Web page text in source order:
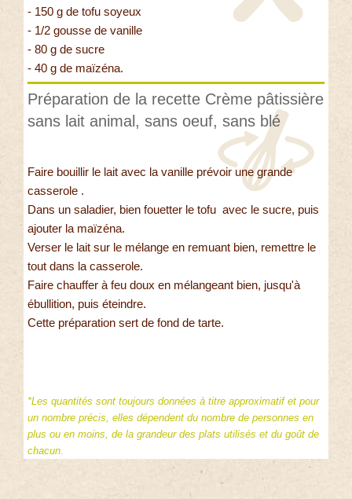
- 150 g de tofu soyeux
- 1/2 gousse de vanille
- 80 g de sucre
- 40 g de maïzéna.
Préparation de la recette Crème pâtissière
sans lait animal, sans oeuf, sans blé
Faire bouillir le lait avec la vanille prévoir une grande
casserole .
Dans un saladier, bien fouetter le tofu avec le sucre, puis
ajouter la maïzéna.
Verser le lait sur le mélange en remuant bien, remettre le
tout dans la casserole.
Faire chauffer à feu doux en mélangeant bien, jusqu'à
ébullition, puis éteindre.
Cette préparation sert de fond de tarte.
*Les quantités sont toujours données à titre approximatif et pour
un nombre précis, elles dépendent du nombre de personnes en
plus ou en moins, de la grandeur des plats utilisés et du goût de
chacun.